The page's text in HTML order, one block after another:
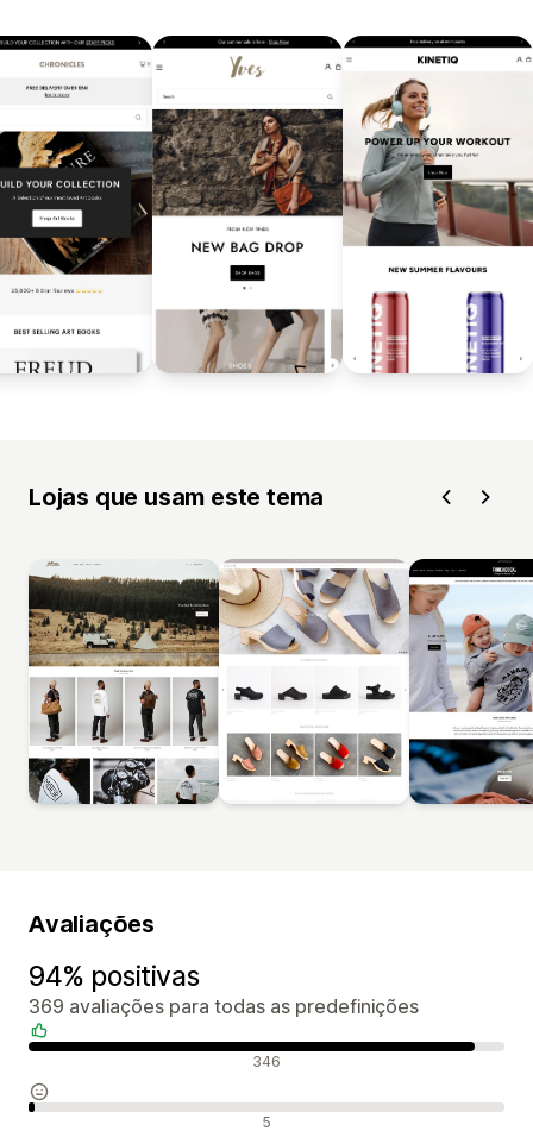
Lojas que usam este tema
Avaliações
94% positivas
369 avaliações para todas as predefinições
Avaliações positivas 346
Avaliações neutras 5